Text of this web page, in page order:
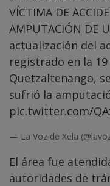
VÍCTIMA DE
AMPUTACIÓN DE
actualización del
registrado en la 19
Quetzaltenango,
sufrió la
pic.twitter.com/
— La Voz de Xela
El área fue
autoridades de